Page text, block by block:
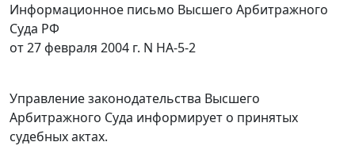
Информационное письмо Высшего Арбитражного
Суда РФ
от 27 февраля 2004 г. N НА-5-2
Управление законодательства Высшего
Арбитражного Суда информирует о принятых
судебных актах.